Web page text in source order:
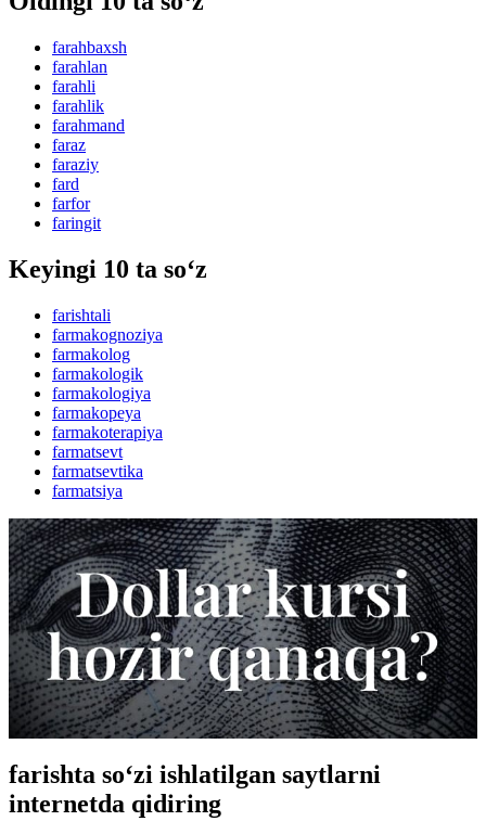
farahbaxsh
farahlan
farahli
farahlik
farahmand
faraz
faraziy
fard
farfor
faringit
Keyingi 10 ta so‘z
farishtali
farmakognoziya
farmakolog
farmakologik
farmakologiya
farmakopeya
farmakoterapiya
farmatsevt
farmatsevtika
farmatsiya
farishta so‘zi ishlatilgan saytlarni
internetda qidiring